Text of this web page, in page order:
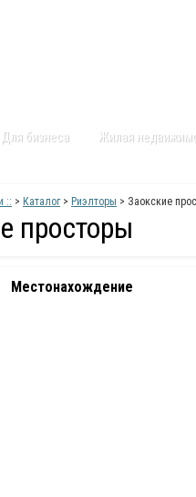
Для бизнеса Жилая
:: > Каталог> Риэлторы > Заокские
просторы
Местонахождение